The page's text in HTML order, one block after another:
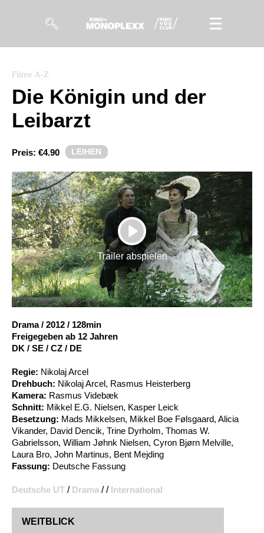
Magazin
Kuratierungen
Events
So geht’s
Filmpakete
Gutscheine
& Filmpässe
Account
Suche
Filme A-Z
Die Königin und der
Leibarzt
Preis: €4.90 LEIHEN
PLAY
Trailer abspielen
Drama / 2012 / 128min
Freigegeben ab 12 Jahren
DK / SE / CZ / DE
Regie: Nikolaj Arcel
Drehbuch: Nikolaj Arcel, Rasmus Heisterberg
Kamera: Rasmus Videbæk
Schnitt: Mikkel E.G. Nielsen, Kasper Leick
Besetzung: Mads Mikkelsen, Mikkel Boe Følsgaard, Alicia
Vikander, David Dencik, Trine Dyrholm, Thomas W.
Gabrielsson, William Jøhnk Nielsen, Cyron Bjørn Melville,
Laura Bro, John Martinus, Bent Mejding
Fassung: Deutsche Fassung
Deutsche UT / Drama / / International
WEITBLICK